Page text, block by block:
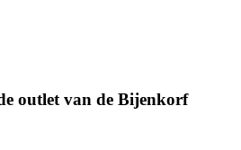
outlet van de Bijenkorf